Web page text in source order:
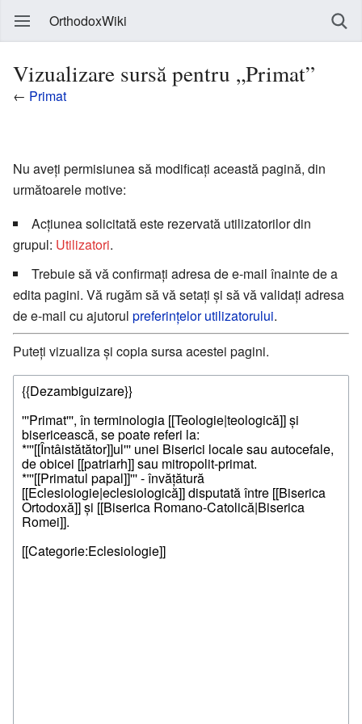
OrthodoxWiki
Vizualizare sursă pentru „Primat”
← Primat
Nu aveți permisiunea să modificați această pagină, din
următoarele motive:
Acțiunea solicitată este rezervată utilizatorilor din
grupul: Utilizatori.
Trebuie să vă confirmați adresa de e-mail înainte de a
edita pagini. Vă rugăm să vă setați și să vă validați adresa
de e-mail cu ajutorul preferințelor utilizatorului.
Puteți vizualiza și copia sursa acestei pagini.